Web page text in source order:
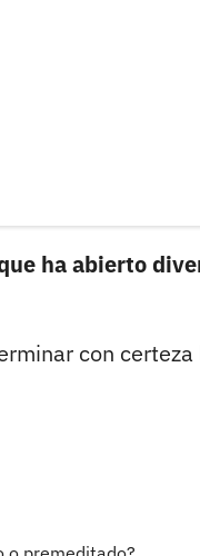
ha abierto
con certeza